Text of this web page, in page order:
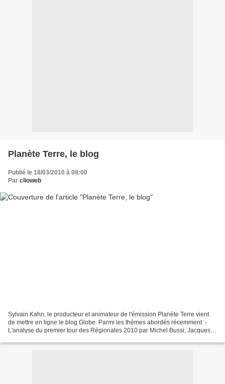
Planète Terre, le blog
Publié le 18/03/2010 à 08:00
Par clioweb
Sylvain Kahn, le producteur et animateur de l'émission Planète Terre vient
de mettre en ligne le blog Globe. Parmi les thèmes abordés récemment :-
L'analyse du premier tour des Régionales 2010 par Michel Bussi, Jacques